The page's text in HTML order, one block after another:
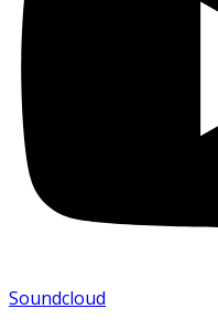
Soundcloud